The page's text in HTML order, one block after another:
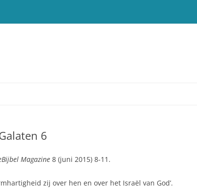
6
Magazine 8 (juni 2015) 8-11.
zij over hen en over het Israël van God’.